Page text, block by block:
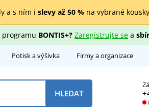
a s ním i slevy až 50 %na vybrané
programu BONTIS+? Zaregistrujte sea
Potisk a výšivka Firmy a organizace
HLEDAT